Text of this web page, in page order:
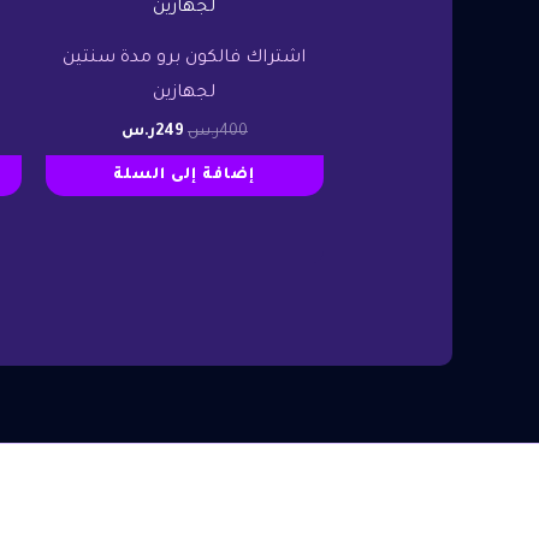
اشتراك فالكون برو مدة سنتين
لجهازين
400ر.س
هو:
249ر.س
إضافة إلى السلة